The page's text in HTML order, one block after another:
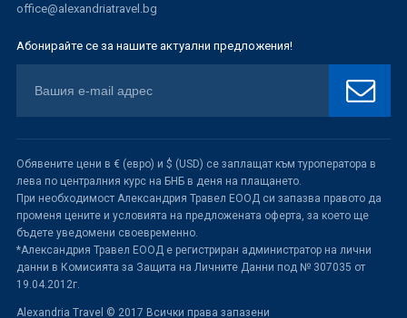
office@alexandriatravel.bg
Абонирайте се за нашите актуални предложения!
Обявените цени в € (евро) и $ (USD) се заплащат към туроператора в
лева по централния курс на БНБ в деня на плащането.
При необходимост Александрия Травел ЕООД си запазва правото да
променя цените и условията на предложената оферта, за което ще
бъдете уведомени своевременно.
*Александрия Травел ЕООД е регистриран администратор на лични
данни в Комисията за Защита на Личните Данни под № 307035 от
19.04.2012г.
Alexandria Travel © 2017 Всички права запазени